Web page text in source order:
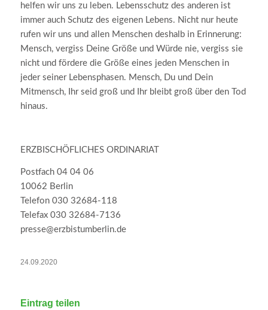
helfen wir uns zu leben. Lebensschutz des anderen ist
immer auch Schutz des eigenen Lebens. Nicht nur heute
rufen wir uns und allen Menschen deshalb in Erinnerung:
Mensch, vergiss Deine Größe und Würde nie, vergiss sie
nicht und fördere die Größe eines jeden Menschen in
jeder seiner Lebensphasen. Mensch, Du und Dein
Mitmensch, Ihr seid groß und Ihr bleibt groß über den Tod
hinaus.
ERZBISCHÖFLICHES ORDINARIAT
Postfach 04 04 06
10062 Berlin
Telefon 030 32684-118
Telefax 030 32684-7136
presse@erzbistumberlin.de
24.09.2020
Eintrag teilen